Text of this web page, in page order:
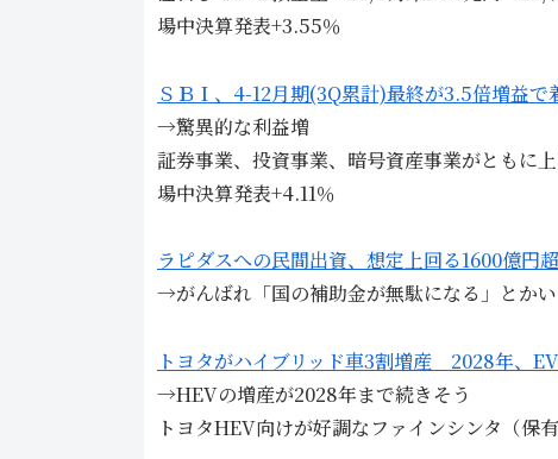
場中決算発表+3.55％
ＳＢＩ、4-12月期(3Q累計)最終が3.5倍増益で
→驚異的な利益増
証券事業、投資事業、暗号資産事業がともに
場中決算発表+4.11％
ラピダスへの民間出資、想定上回る1600億
→がんばれ「国の補助金が無駄になる」とか
トヨタがハイブリッド車3割増産 2028年、
→HEVの増産が2028年まで続きそう
トヨタHEV向けが好調なファインシンタ（保